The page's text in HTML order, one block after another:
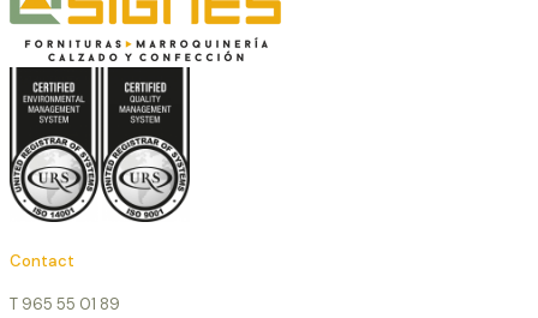
Contact
T 965 55 01 89